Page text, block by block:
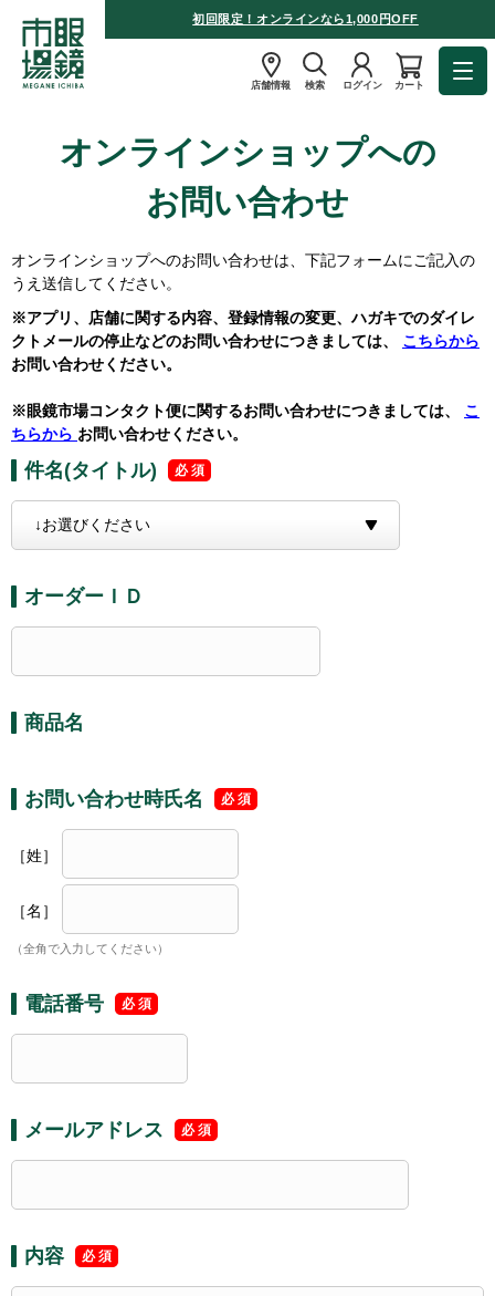
初回限定！オンラインなら1,000円OFF
店舗情報 検索 ログイン カート
オンラインショップへの
お問い合わせ
オンラインショップへのお問い合わせは、下記フォームにご記入の
うえ送信してください。
※アプリ、店舗に関する内容、登録情報の変更、ハガキでのダイレ
クトメールの停止などのお問い合わせにつきましては、 こちらから
お問い合わせください。
※眼鏡市場コンタクト便に関するお問い合わせにつきましては、 こ
ちらから お問い合わせください。
件名(タイトル)
オーダーＩＤ
商品名
お問い合わせ時氏名
［姓］
［名］
（全角で入力してください）
電話番号
メールアドレス
内容